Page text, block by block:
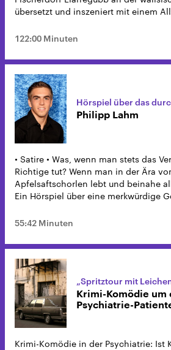
übersetzt und inszeniert mit einem
122:00 Minuten
Hörspiel über das
Philipp Lahm
• Satire • Was, wenn man stets das
Richtige tut? Wenn man in der Ära
Apfelsaftschorlen lebt und beinahe
Ein Hörspiel über eine merkwürdige
55:42 Minuten
„Spritztour mit
Krimi-Komödie
Psychiatrie-
Krimi-Komödie in der Psychiatrie: Ist